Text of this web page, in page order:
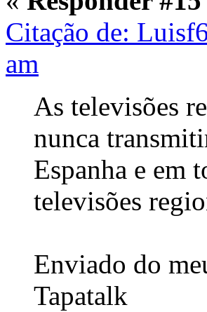
Citação de:
am
As televisões
nunca
Espanha e em
televisões
Enviado do
Tapatalk